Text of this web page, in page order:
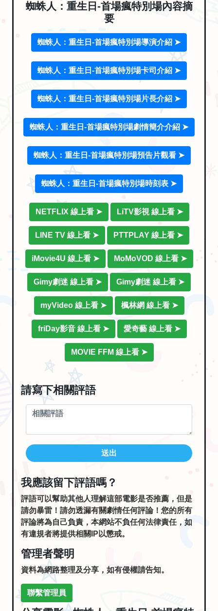
蜘蛛人：重生日-首場瘋特別場內容摘
要
蜘蛛人：重生日-首場瘋特別場導演介紹 ➤
蜘蛛人：重生日-首場瘋特別場卡司介紹 ➤
蜘蛛人：重生日-首場瘋特別場片長介紹 ➤
蜘蛛人：重生日-首場瘋特別場劇情簡介介紹 ➤
蜘蛛人：重生日-首場瘋特別場預告片觀看 ➤
蜘蛛人：重生日-首場瘋特別場時刻表 ➤
NETFLIX 線上看 ➤ LiTV影視 線上看 ➤
LINE TV 線上看 ➤ PTTPLAY 線上看 ➤
iMovie4U 線上看 ➤ MoMoVOD 線上看 ➤
Gimy劇迷 線上看 ➤ Gimy劇迷 線上看 ➤
myVideo 線上看 ➤ 楓林網 線上看 ➤
friDay影音 線上看 ➤ 愛奇藝 線上看 ➤
MOVIE FFM 線上看 ➤
請寫下相關評語
送出
我應該留下評語嗎？
評語可以幫助其他人理解這部電影是否推薦，但是
請勿暴雷！請勿透漏有關劇情任何評論！您的所有
評論將為自己負責，本網站不負任何法律責任，如
有違規者將提供相關IP以懲戒。
管理者聲明
資料為網路整理及分享，如有侵權請告知。
聯繫管理員